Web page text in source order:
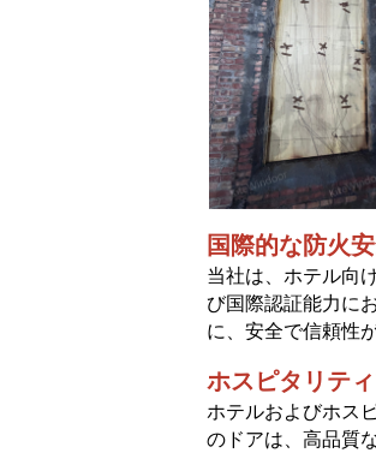
国際的な防火
当社は、ホテル向
び国際認証能力に
に、安全で信頼性
ホスピタリテ
ホテルおよびホス
のドアは、高品質